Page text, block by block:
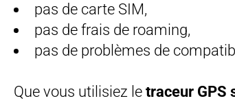
pas de carte SIM,
pas de frais de roaming,
pas de problèmes de
Que vous utilisiez le traceur GPS